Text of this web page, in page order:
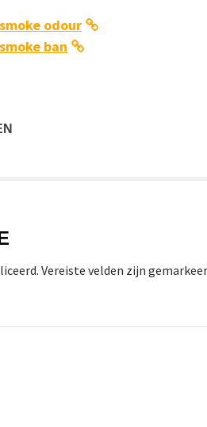
odour
ban
Vereiste velden zijn